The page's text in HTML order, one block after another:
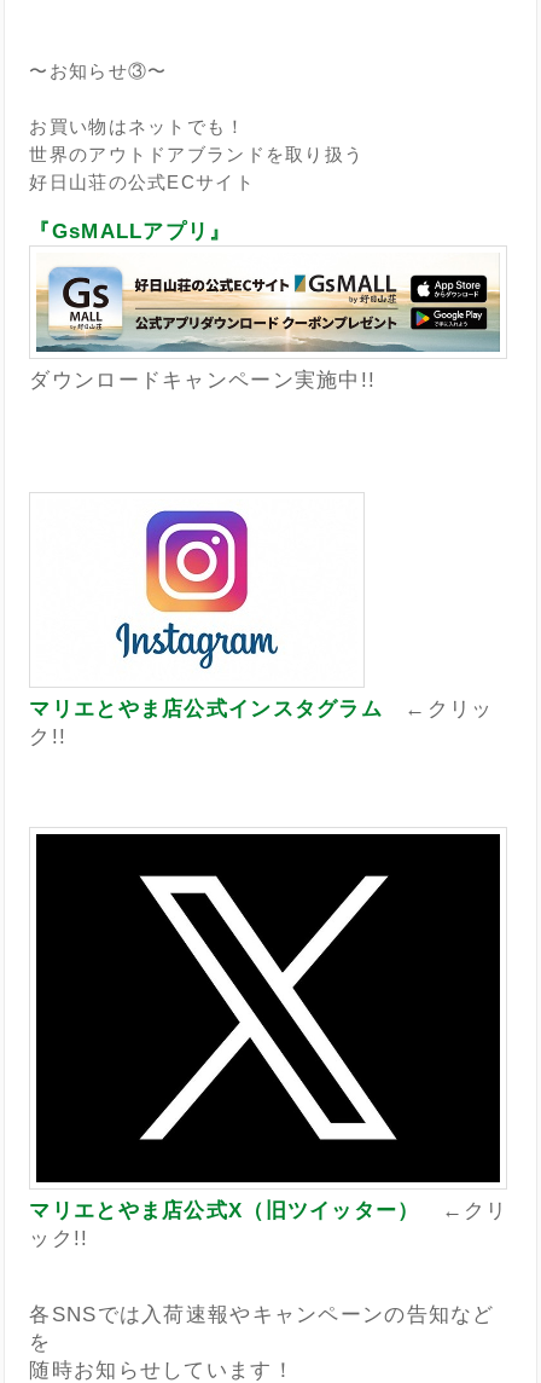
〜お知らせ③〜
お買い物はネットでも！
世界のアウトドアブランドを取り扱う
好日山荘の公式ECサイト
『GsMALLアプリ』
ダウンロードキャンペーン実施中!!
マリエとやま店公式インスタグラム ←クリッ
ク!!
マリエとやま店公式X（旧ツイッター）
←クリ
ック!!
各SNSでは入荷速報やキャンペーンの告知など
を
随時お知らせしています！